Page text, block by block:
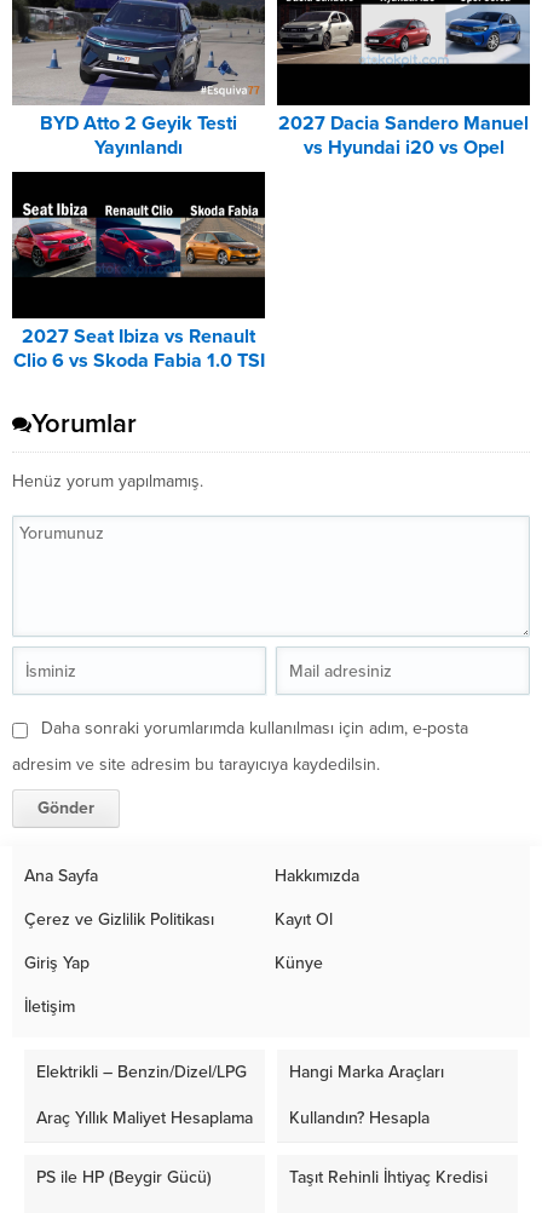
BYD Atto 2 Geyik Testi
Yayınlandı
2027 Dacia Sandero Manuel
vs Hyundai i20 vs Opel
2027 Seat Ibiza vs Renault
Clio 6 vs Skoda Fabia 1.0 TSI
Yorumlar
Henüz yorum yapılmamış.
Daha sonraki yorumlarımda kullanılması için adım, e-posta
adresim ve site adresim bu tarayıcıya kaydedilsin.
Ana Sayfa Hakkımızda
Çerez ve Gizlilik Politikası Kayıt Ol
Giriş Yap Künye
İletişim
Elektrikli – Benzin/Dizel/LPG
Araç Yıllık Maliyet Hesaplama
Hangi Marka Araçları
Kullandın? Hesapla
PS ile HP (Beygir Gücü) Taşıt Rehinli İhtiyaç Kredisi